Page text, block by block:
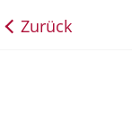
Zurück